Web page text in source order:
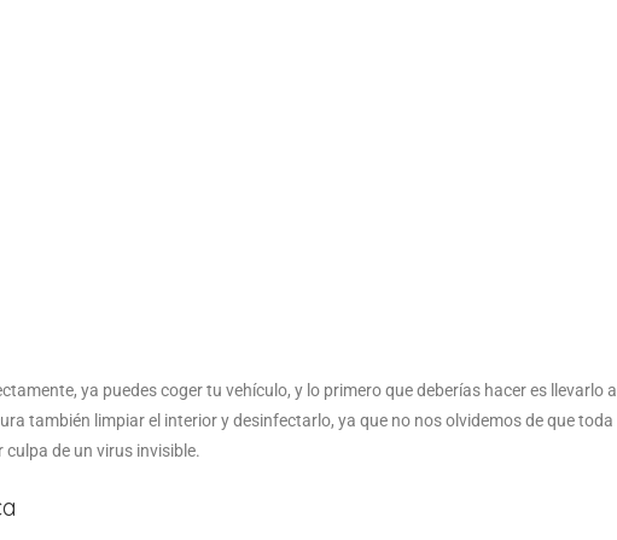
ya puedes coger tu vehículo, y lo primero que deberías hacer es llevarlo a
también limpiar el interior y desinfectarlo, ya que no nos olvidemos de que toda
de un virus invisible.